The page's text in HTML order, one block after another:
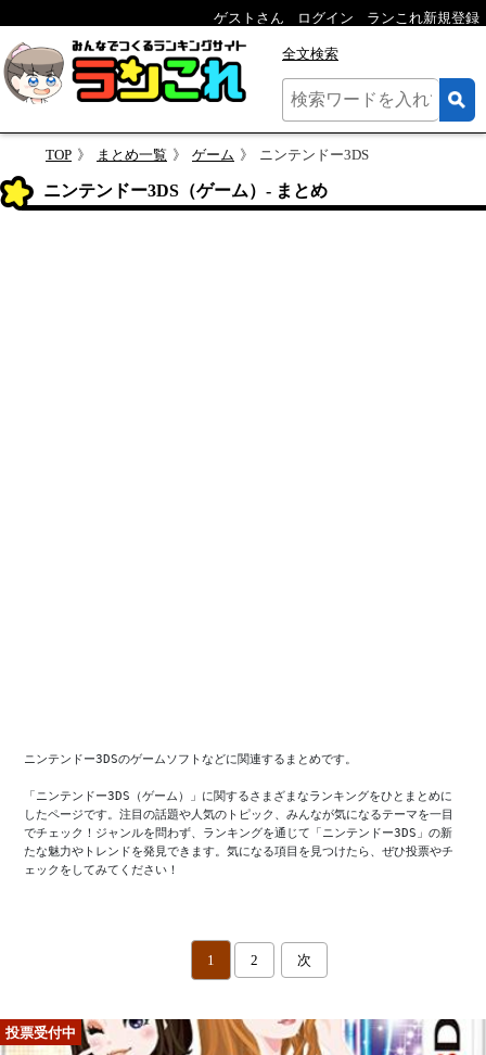
ゲストさん ログイン ランこれ新規登録
全文検索
TOP まとめ一覧 ゲーム ニンテンドー3DS
ニンテンドー3DS（ゲーム）- まとめ
ニンテンドー3DSのゲームソフトなどに関連するまとめです。
「ニンテンドー3DS（ゲーム）」に関するさまざまなランキングをひとまとめに
したページです。注目の話題や人気のトピック、みんなが気になるテーマを一目
でチェック！ジャンルを問わず、ランキングを通じて「ニンテンドー3DS」の新
たな魅力やトレンドを発見できます。気になる項目を見つけたら、ぜひ投票やチ
ェックをしてみてください！
1 2 次